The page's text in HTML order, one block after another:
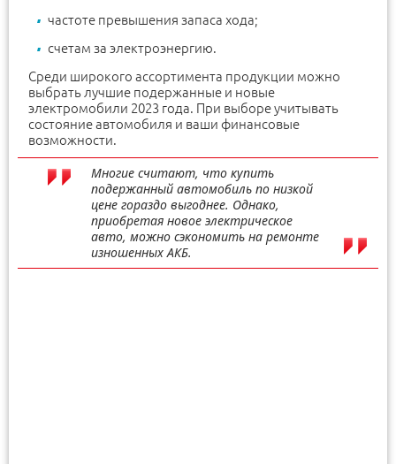
частоте превышения запаса хода;
счетам за электроэнергию.
Среди широкого ассортимента продукции можно
выбрать лучшие подержанные и новые
электромобили 2023 года. При выборе учитывать
состояние автомобиля и ваши финансовые
возможности.
Многие считают, что купить
подержанный автомобиль по низкой
цене гораздо выгоднее. Однако,
приобретая новое электрическое
авто, можно сэкономить на ремонте
изношенных АКБ.